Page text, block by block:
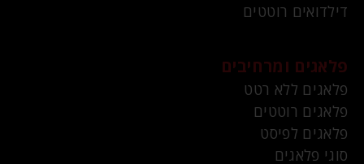
דילדואים רוטטים
פלאגים ומרחיבים
פלאגים ללא רטט
פלאגים רוטטים
פלאגים לפיסט
סוגי פלאגים